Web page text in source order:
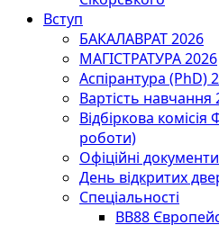
Вступ
БАКАЛАВРАТ 2026
МАГІСТРАТУРА 2026
Аспірантура (PhD)
Вартість навчання
Відбіркова
роботи)
Офіційні документи
День відкритих
Спеціальності
BВ88